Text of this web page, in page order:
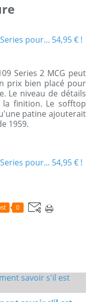
Series 2 MCG peut
prix bien placé pour
Le niveau de détails
finition. Le sofftop
patine ajouterait
1959.
0